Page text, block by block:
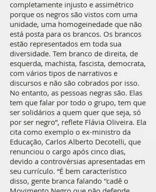
completamente injusto e assimétrico
porque os negros são vistos com uma
unidade, uma homogeinedade que não
está posta para os brancos. Os brancos
estão representados em toda sua
diversidade. Tem branco de direita, de
esquerda, machista, fascista, democrata,
com vários tipos de narrativos e
discursos e não são cobrados por isso.
No entanto, as pessoas negras são. Elas
tem que falar por todo o grupo, tem que
ser solidários a quem quer que seja, só
por ser negro”, reflete Flávia Oliveira. Ela
cita como exemplo o ex-ministro da
Educação, Carlos Alberto Decotelli, que
renunciou o cargo após cinco dias,
devido a controvérsias apresentadas em
seu currículo. “É bem característico
disso, gente branca falando ''cadê o